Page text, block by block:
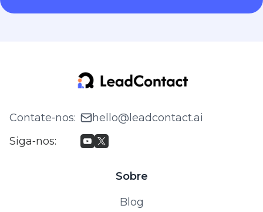
Contate‑nos:
hello@leadcontact.ai
Siga‑nos:
Sobre
Blog